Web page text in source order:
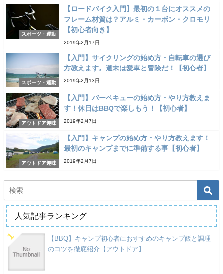
スポーツ・運動
【ロードバイク入門】最初の１台にオススメの
フレーム材質は？アルミ・カーボン・クロモリ
【初心者向き】
2019年2月17日
スポーツ・運動
【入門】サイクリングの始め方・自転車の選び
方教えます。週末は愛車と冒険だ！【初心者】
2019年2月13日
アウトドア趣味
【入門】バーベキューの始め方・やり方教えま
す！休日はBBQで楽しもう！【初心者】
2019年2月7日
アウトドア趣味
【入門】キャンプの始め方・やり方教えます！
最初のキャンプまでに準備する事【初心者】
2019年2月7日
人気記事ランキング
【BBQ】キャンプ初心者におすすめのキャンプ飯と調理
のコツを徹底紹介【アウトドア】